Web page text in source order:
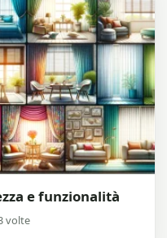
e funzionalità
volte